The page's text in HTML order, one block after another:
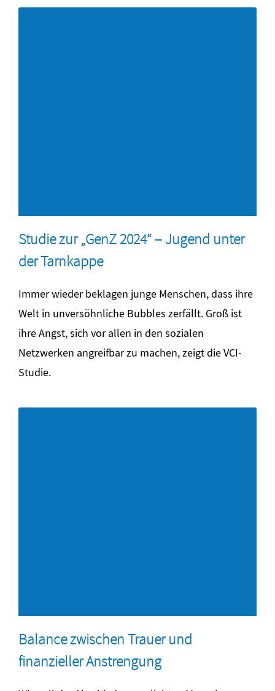
Studie zur „GenZ 2024“ – Jugend unter
der Tarnkappe
Immer wieder beklagen junge Menschen, dass ihre
Welt in unversöhnliche Bubbles zerfällt. Groß ist
ihre Angst, sich vor allen in den sozialen
Netzwerken angreifbar zu machen, zeigt die VCI-
Studie.
Balance zwischen Trauer und
finanzieller Anstrengung